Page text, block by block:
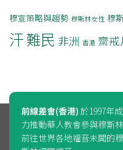
穆宣策略與趨勢 穆斯林女性 穆
汗難民 非洲 香港 齋戒
前線差會(香港) 於1997年
力推動華人教會參與穆斯
前往世界各地福音未聞的